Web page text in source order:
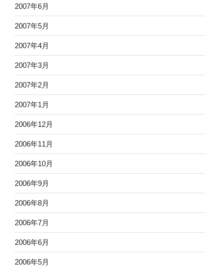
2007年6月
2007年5月
2007年4月
2007年3月
2007年2月
2007年1月
2006年12月
2006年11月
2006年10月
2006年9月
2006年8月
2006年7月
2006年6月
2006年5月